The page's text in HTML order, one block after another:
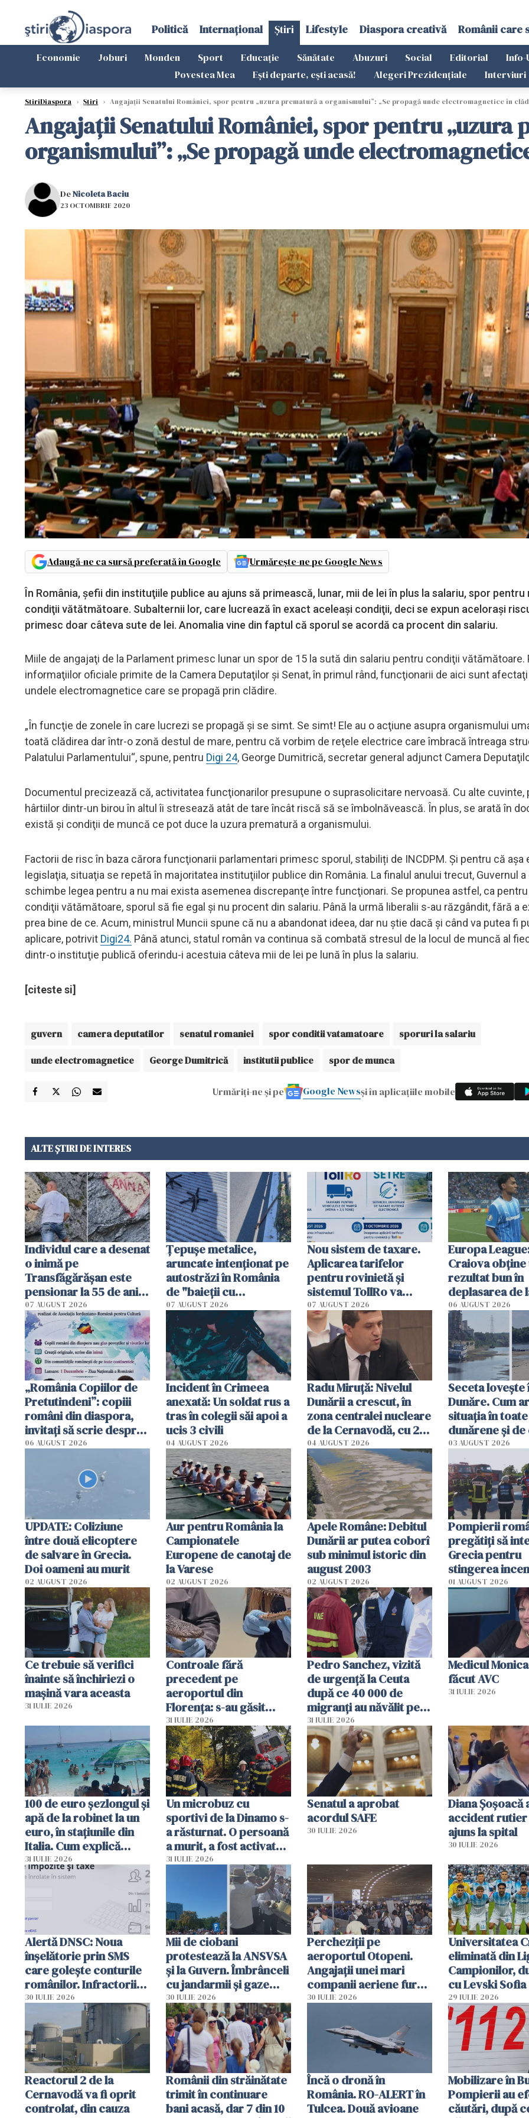
Politică Internațional Știri Lifestyle Diaspora creativă Românii care
Economie Joburi Monden Sport Educație Sănătate Abuzuri Social Editorial Info-
Povestea Mea
Ești departe, ești acasă! Alegeri Prezidențiale Interviuri
StiriDiaspora › Știri › Angajații Senatului României, spor pentru „uzura prematură a organismului”: „Se propagă unde electromagnetice în
Angajații Senatului României, spor pentru „uzura
organismului”: „Se propagă unde
DeNicoleta Baciu
23 OCTOMBRIE 2020
Adaugă-ne ca sursă preferată în Google Urmărește-ne pe Google News
În România, şefii din instituţiile publice au ajuns să primească, lunar, mii de lei în plus la salariu, spor pentru
condiţii vătătmătoare. Subalternii lor, care lucrează în exact aceleaşi condiţii, deci se expun aceloraşi
primesc doar câteva sute de lei. Anomalia vine din faptul că sporul se acordă ca procent din salariu.
Miile de angajaţi de la Parlament primesc lunar un spor de 15 la sută din salariu pentru condiţii vătămătoare.
informaţiilor oficiale primite de la Camera Deputaţilor şi Senat, în primul rând, funcţionarii de aici sunt
undele electromagnetice care se propagă prin clădire.
„În funcţie de zonele în care lucrezi se propagă şi se simt. Se simt! Ele au o acţiune asupra organismului
toată clădirea dar într-o zonă destul de mare, pentru că vorbim de reţele electrice care îmbracă întreaga
Palatului Parlamentului“, spune, pentru Digi 24, George Dumitrică, secretar general adjunct Camera
Documentul precizează că, activitatea funcţionarilor presupune o suprasolicitare nervoasă. Cu alte cuvinte,
hârtiilor dintr-un birou în altul îi stresează atât de tare încât riscă să se îmbolnăvească. În plus, se arată în
există şi condiţii de muncă ce pot duce la uzura prematură a organismului.
Factorii de risc în baza cărora funcţionarii parlamentari primesc sporul, stabiliți de INCDPM. Şi pentru că aşa
legislaţia, situaţia se repetă în majoritatea instituţiilor publice din România. La finalul anului trecut, Guvernul
schimbe legea pentru a nu mai exista asemenea discrepanţe între funcţionari. Se propunea astfel, ca
condiţii vătămătoare, sporul să fie egal şi nu procent din salariu. Până la urmă liberalii s-au răzgândit, fără a
prea bine de ce. Acum, ministrul Muncii spune că nu a abandonat ideea, dar nu ştie dacă şi când va putea fi
aplicare, potrivit Digi24. Până atunci, statul român va continua să combată stresul de la locul de muncă al
dintr-o instituţie publică oferindu-i acestuia câteva mii de lei pe lună în plus la salariu.
[citeste si]
guvern camera deputatilor senatul romaniei spor conditii vatamatoare sporuri la salariu
unde electromagnetice George Dumitrică institutii publice spor de munca
Urmăriți-ne și pe Google Newsși în aplicațiile mobile
ALTE ȘTIRI DE INTERES
Individul care a desenat
o inimă pe
Transfăgărășan este
pensionar la 55 de ani.
Poliția l-a identificat
07 AUGUST 2026
Țepușe metalice,
aruncate intenționat pe
autostrăzi în România
de "baieții cu
platforme": "Mi-au
cerut 1200 lei să mă
tracteze"
07 AUGUST 2026
Nou sistem de taxare.
Aplicarea tarifelor
pentru rovinietă şi
sistemul TollRo va
începe la 1 octombrie
07 AUGUST 2026
Europa
Craiova obține
rezultat bun în
deplasarea de
06 AUGUST 2026
„România Copiilor de
Pretutindeni”: copiii
români din diaspora,
invitați să scrie despre
România într-un volum
06 AUGUST 2026
Incident în Crimeea
anexată: Un soldat rus a
tras în colegii săi apoi a
ucis 3 civili
04 AUGUST 2026
Radu Miruţă: Nivelul
Dunării a crescut, în
zona centralei nucleare
de la Cernavodă, cu 2
cm faţă de ziua trecută
04 AUGUST 2026
Seceta
Dunăre. Cum
situația în
dunărene și de
România
efectele, deși a
în iulie
03 AUGUST 2026
UPDATE: Coliziune
între două elicoptere
de salvare în Grecia.
Doi oameni au murit
02 AUGUST 2026
Aur pentru România la
Campionatele
Europene de canotaj de
la Varese
02 AUGUST 2026
Apele Române: Debitul
Dunării ar putea coborî
sub minimul istoric din
august 2003
02 AUGUST 2026
Pompierii
pregătiţi să
Grecia pentru
stingerea
01 AUGUST 2026
Ce trebuie să verifici
înainte să închiriezi o
mașină vara aceasta
31 IULIE 2026
Controale fără
precedent pe
aeroportul din
Florența: s-au găsit
capete de aligator și o
sumă imensă de bani
31 IULIE 2026
Pedro Sanchez, vizită
de urgență la Ceuta
după ce 40 000 de
migranți au năvălit pe
teritoriul spaniol: „Vom
mobiliza toate
resursele"
31 IULIE 2026
Medicul
făcut AVC
31 IULIE 2026
100 de euro șezlongul și
apă de la robinet la un
euro, în stațiunile din
Italia. Cum explică
autoritățile
31 IULIE 2026
Un microbuz cu
sportivi de la Dinamo s-
a răsturnat. O persoană
a murit, a fost activat
planul roșu de
31 IULIE 2026
Senatul a aprobat
acordul SAFE
30 IULIE 2026
Diana Șoșoacă
accident rutier
ajuns la spital
30 IULIE 2026
Alertă DNSC: Noua
înșelătorie prin SMS
care golește conturile
românilor. Infractorii
folosesc numele
Ghișeul.ro și al Poliției
Române
30 IULIE 2026
Mii de ciobani
protestează la ANSVSA
și la Guvern. Îmbrânceli
cu jandarmii și gaze
lacrimogene
30 IULIE 2026
Percheziții pe
aeroportul Otopeni.
Angajații unei mari
companii aeriene furau
parfumuri, ceasuri și
vânzării
30 IULIE 2026
Universitatea
eliminată din
Campionilor,
cu Levski Sofia
29 IULIE 2026
Reactorul 2 de la
Cernavodă va fi oprit
controlat, din cauza
Românii din străinătate
trimit în continuare
bani acasă, dar 7 din 10
Încă o dronă în
România. RO-ALERT în
Tulcea. Două avioane
Mobilizare în
Pompierii au
căutări, după